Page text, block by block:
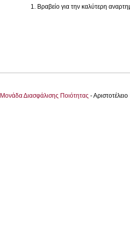
Βραβείο για την καλύτερη
Μονάδα Διασφάλισης Ποιότητας -